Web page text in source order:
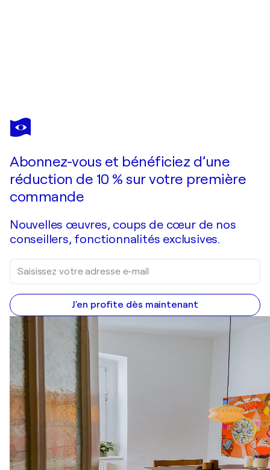
MARC CHAGALL
Homecoming from XXe Siecle. Chagall Monumental
Abonnez-vous et bénéficiez d’une
réduction de 10 % sur votre première
commande
Nouvelles œuvres, coups de cœur de nos
conseillers, fonctionnalités exclusives.
J'en profite dès maintenant